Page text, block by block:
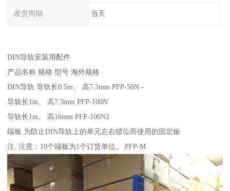
发货周期 当天
DIN导轨安装用配件
产品名称 规格 型号 海外规格
DIN导轨 导轨长0.5m、 高7.3mm PFP-50N -
导轨长1m、 高7.3mm PFP-100N
导轨长1m、 高16mm PFP-100N2
端板 为防止DIN导轨上的单元左右错位而使用的固定板
注. 注意：10个端板为1个订货单位。 PFP-M